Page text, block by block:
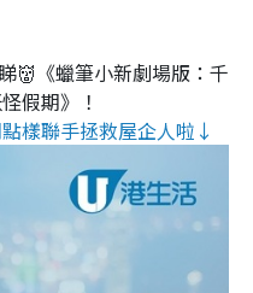
👹《蠟筆小新劇場版：千
假期》！
樣聯手拯救屋企人啦↓